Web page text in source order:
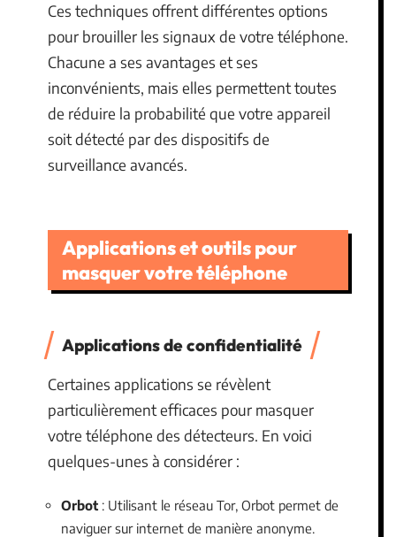
Ces techniques offrent différentes options
pour brouiller les signaux de votre téléphone.
Chacune a ses avantages et ses
inconvénients, mais elles permettent toutes
de réduire la probabilité que votre appareil
soit détecté par des dispositifs de
surveillance avancés.
Applications et outils pour
masquer votre téléphone
Applications de confidentialité
Certaines applications se révèlent
particulièrement efficaces pour masquer
votre téléphone des détecteurs. En voici
quelques-unes à considérer :
Orbot : Utilisant le réseau Tor, Orbot permet de
naviguer sur internet de manière anonyme.